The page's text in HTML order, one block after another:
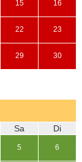
15 16
22 23
29 30
Sa Di
5 6